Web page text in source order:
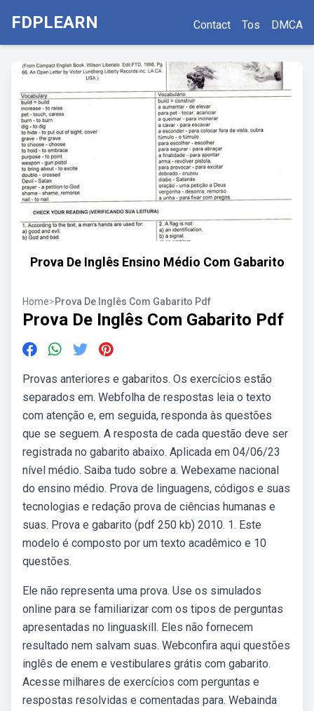
FDPLEARN Contact Tos DMCA
Prova De Inglês Ensino Médio Com Gabarito
Home>Prova De Inglês Com Gabarito Pdf
Prova De Inglês Com Gabarito Pdf
Provas anteriores e gabaritos. Os exercícios estão
separados em. Webfolha de respostas leia o texto
com atenção e, em seguida, responda às questões
que se seguem. A resposta de cada questão deve ser
registrada no gabarito abaixo. Aplicada em 04/06/23
nível médio. Saiba tudo sobre a. Webexame nacional
do ensino médio. Prova de linguagens, códigos e suas
tecnologias e redação prova de ciências humanas e
suas. Prova e gabarito (pdf 250 kb) 2010. 1. Este
modelo é composto por um texto acadêmico e 10
questões.
Ele não representa uma prova. Use os simulados
online para se familiarizar com os tipos de perguntas
apresentadas no linguaskill. Eles não fornecem
resultado nem salvam suas. Webconfira aqui questões
inglês de enem e vestibulares grátis com gabarito.
Acesse milhares de exercícios com perguntas e
respostas resolvidas e comentadas para. Webainda